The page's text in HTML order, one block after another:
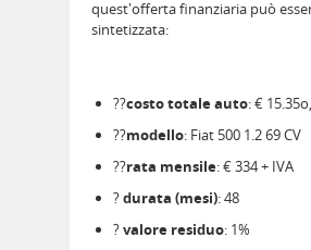
quest'offerta finanziaria può
sintetizzata:
??costo totale auto: €
??modello: Fiat 500 1.2 69 CV
??rata mensile: € 334 + IVA
?durata (mesi): 48
?valore residuo: 1%